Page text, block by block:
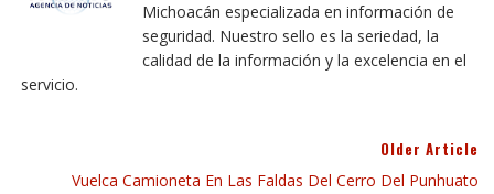
Michoacán especializada en información de
seguridad. Nuestro sello es la seriedad, la
calidad de la información y la excelencia en el
servicio.
Older Article
Vuelca Camioneta En Las Faldas Del Cerro Del Punhuato